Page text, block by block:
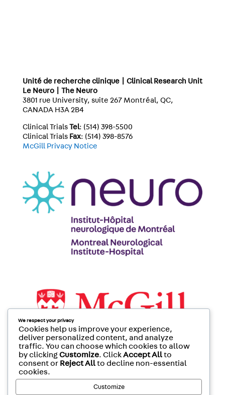
Unité de recherche clinique | Clinical Research Unit
Le Neuro | The Neuro
3801 rue University, suite 267 Montréal, QC,
CANADA H3A 2B4
Clinical Trials Tel: (514) 398-5500
Clinical Trials Fax: (514) 398-8576
McGill Privacy Notice
We respect your privacy
Cookies help us improve your experience,
deliver personalized content, and analyze
traffic. You can choose which cookies to allow
by clickingCustomize. ClickAccept Allto
consent or Reject Allto decline non-essential
cookies.
Customize